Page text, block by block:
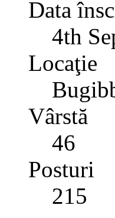
Data
4th
Locaţie
Vârstă
46
Posturi
215